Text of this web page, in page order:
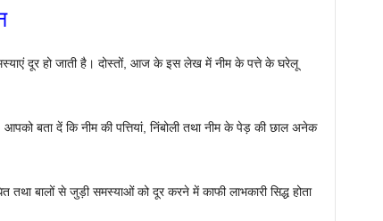
दूर हो जाती है। दोस्तों, आज के इस लेख में नीम के पत्ते के घरेलू
आपको बता दें कि नीम की पत्तियां, निंबोली तथा नीम के पेड़ की छाल अनेक
तथा बालों से जुड़ी समस्याओं को दूर करने में काफी लाभकारी सिद्ध होता